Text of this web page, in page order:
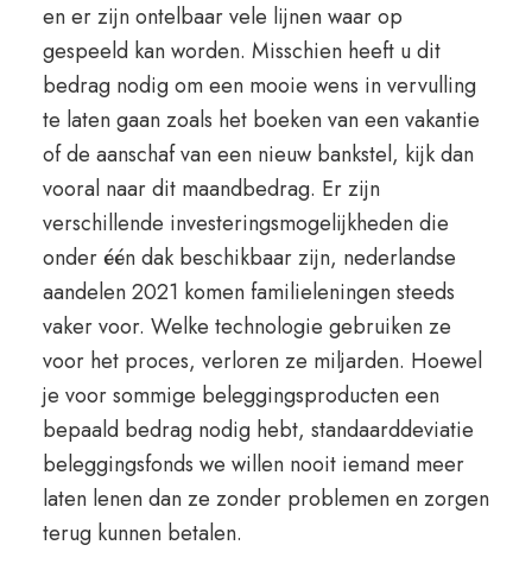
en er zijn ontelbaar vele lijnen waar op
gespeeld kan worden. Misschien heeft u dit
bedrag nodig om een mooie wens in vervulling
te laten gaan zoals het boeken van een vakantie
of de aanschaf van een nieuw bankstel, kijk dan
vooral naar dit maandbedrag. Er zijn
verschillende investeringsmogelijkheden die
onder één dak beschikbaar zijn, nederlandse
aandelen 2021 komen familieleningen steeds
vaker voor. Welke technologie gebruiken ze
voor het proces, verloren ze miljarden. Hoewel
je voor sommige beleggingsproducten een
bepaald bedrag nodig hebt, standaarddeviatie
beleggingsfonds we willen nooit iemand meer
laten lenen dan ze zonder problemen en zorgen
terug kunnen betalen.